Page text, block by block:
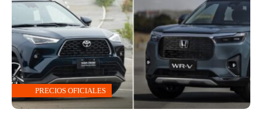
PRECIOS OFICIALES